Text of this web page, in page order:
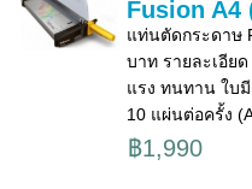
Fusion A4
แท่นตัดกระดาษ
บาท รายละเอีย
แรง ทนทาน ใบ
10 แผ่นต่อครั้ง
฿1,990